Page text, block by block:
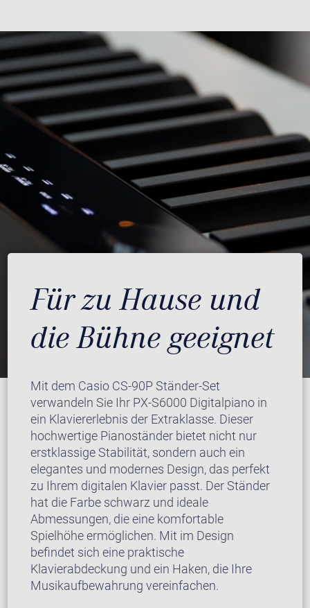
Für zu Hause und
die Bühne geeignet
Mit dem Casio CS-90P Ständer-Set
verwandeln Sie Ihr PX-S6000 Digitalpiano in
ein Klaviererlebnis der Extraklasse. Dieser
hochwertige Pianoständer bietet nicht nur
erstklassige Stabilität, sondern auch ein
elegantes und modernes Design, das perfekt
zu Ihrem digitalen Klavier passt. Der Ständer
hat die Farbe schwarz und ideale
Abmessungen, die eine komfortable
Spielhöhe ermöglichen. Mit im Design
befindet sich eine praktische
Klavierabdeckung und ein Haken, die Ihre
Musikaufbewahrung vereinfachen.